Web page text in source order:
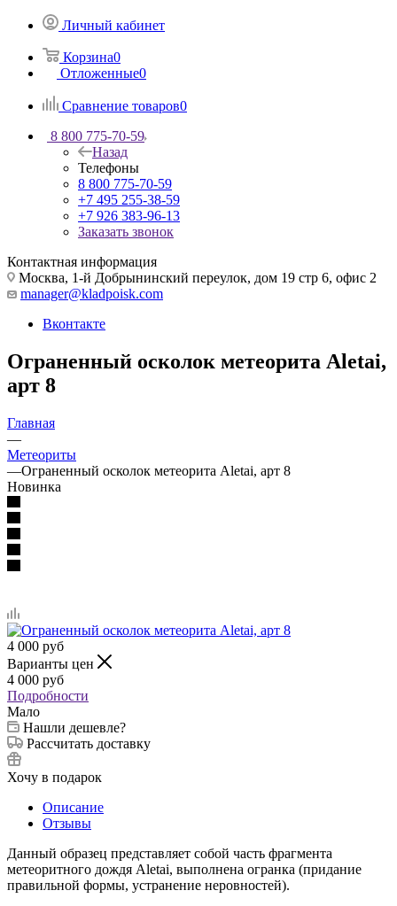
Личный кабинет
Корзина0
Отложенные0
Сравнение товаров0
8 800 775-70-59
Назад
Телефоны
8 800 775-70-59
+7 495 255-38-59
+7 926 383-96-13
Заказать звонок
Контактная информация
Москва, 1-й Добрынинский переулок, дом 19 стр 6, офис 2
manager@kladpoisk.com
Вконтакте
Ограненный осколок метеорита Aletai,
арт 8
Главная
—
Метеориты
—Ограненный осколок метеорита Aletai, арт 8
Новинка
4 000 руб
Варианты цен
4 000 руб
Подробности
Мало
Нашли дешевле?
Рассчитать доставку
Хочу в подарок
Описание
Отзывы
Данный образец представляет собой часть фрагмента
метеоритного дождя Aletai, выполнена огранка (придание
правильной формы, устранение неровностей).